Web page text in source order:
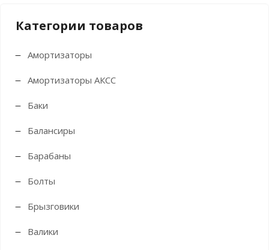
Категории товаров
Амортизаторы
Амортизаторы АКСС
Баки
Балансиры
Барабаны
Болты
Брызговики
Валики